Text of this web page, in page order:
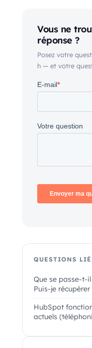
Vous ne
réponse ?
Posez votre
h — et votre
QUESTIONS
Que se passe-t-
Puis-je
HubSpot
actuels